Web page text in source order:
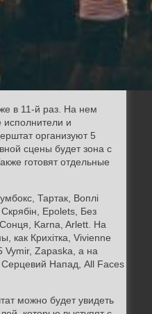
в 11-й раз. На нем
исполнители и
организуют 5
сцены будет зона с
готовят отдельные
Тартак, Воплі
Epolets, Без
Karna, Arlett. На
как Крихітка, Vivienne
Vymir, Zapaska, а на
Напад, All Faces
можно будет увидеть